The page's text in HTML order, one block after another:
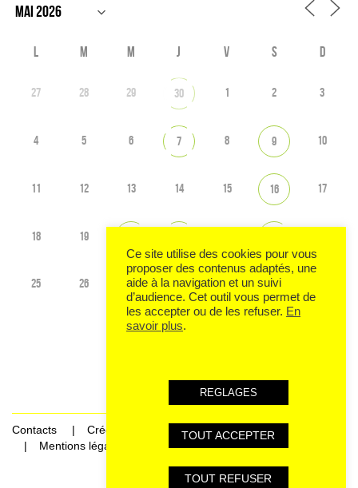
L M M J V S D
27 28 29 30 1 2 3
4 5 6 7 8 9 10
11 12 13 14 15 16 17
18 19
25 26 27 28 29 30
Contacts
Crédits
Mentions légales et données personnelles
Ce site utilise des cookies pour vous
proposer des contenus adaptés, une
aide à la navigation et un suivi
d’audience. Cet outil vous permet de
les accepter ou de les refuser. En
savoir plus.
REGLAGES
TOUT ACCEPTER
TOUT REFUSER